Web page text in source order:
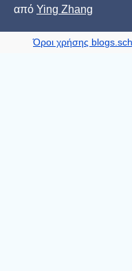
από Ying Zhang
Όροι χρήσης